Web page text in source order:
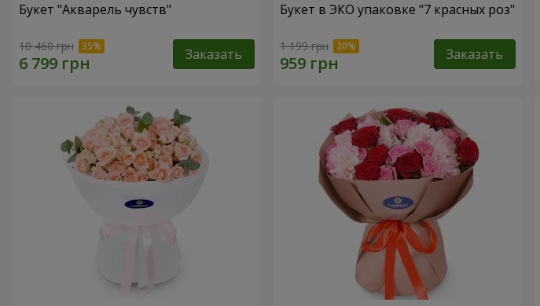
Букет "Акварель чувств"
10 460 грн Заказать
Букет в ЭКО упаковке "7 красных роз"
1 199 грн Заказать